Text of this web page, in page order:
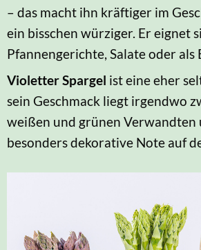
– das macht ihn kräftiger im
ein bisschen würziger. Er eignet
Pfannengerichte, Salate oder als
Violetter Spargel ist eine eher
sein Geschmack liegt irgendwo
weißen und grünen Verwandten
besonders dekorative Note auf